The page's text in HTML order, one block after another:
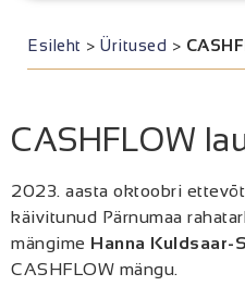
Esileht > Üritused >
CASHFLOW
2023. aasta oktoobri
käivitunud Pärnumaa
mängime Hanna Kuldsaar-
CASHFLOW mängu.